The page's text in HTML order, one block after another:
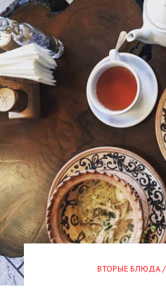
ВТОРЫЕ БЛЮДА /